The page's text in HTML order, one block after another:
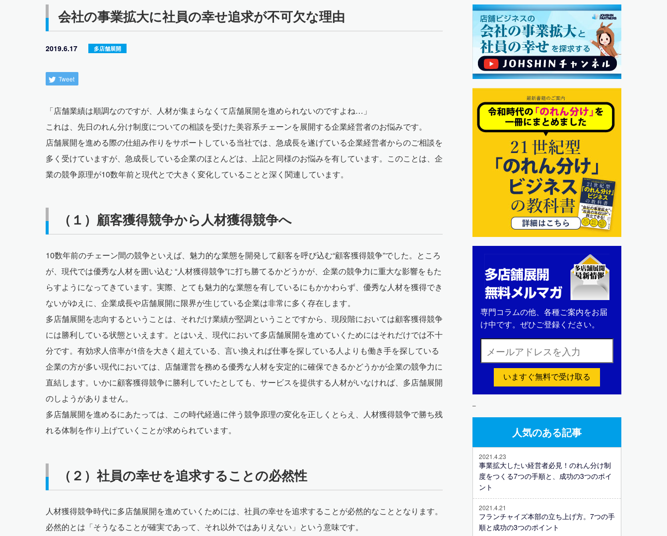
会社の事業拡大に社員の幸せ追求が不可欠な理由
2019.6.17 多店舗展開
Tweet
「店舗業績は順調なのですが、人材が集まらなくて店舗展開を進められないのですよね…」
これは、先日のれん分け制度についての相談を受けた美容系チェーンを展開する企業経営者のお悩みです。
店舗展開を進める際の仕組み作りをサポートしている当社では、急成長を遂げている企業経営者からのご相談を
多く受けていますが、急成長している企業のほとんどは、上記と同様のお悩みを有しています。このことは、企
業の競争原理が10数年前と現代とで大きく変化していることと深く関連しています。
（１）顧客獲得競争から人材獲得競争へ
10数年前のチェーン間の競争といえば、魅力的な業態を開発して顧客を呼び込む“顧客獲得競争”でした。ところ
が、現代では優秀な人材を囲い込む “人材獲得競争”に打ち勝てるかどうかが、企業の競争力に重大な影響をもた
らすようになってきています。実際、とても魅力的な業態を有しているにもかかわらず、優秀な人材を獲得でき
ないがゆえに、企業成長や店舗展開に限界が生じている企業は非常に多く存在します。
多店舗展開を志向するということは、それだけ業績が堅調ということですから、現段階においては顧客獲得競争
には勝利している状態といえます。とはいえ、現代において多店舗展開を進めていくためにはそれだけでは不十
分です。有効求人倍率が1倍を大きく超えている、言い換えれば仕事を探している人よりも働き手を探している
企業の方が多い現代においては、店舗運営を務める優秀な人材を安定的に確保できるかどうかが企業の競争力に
直結します。いかに顧客獲得競争に勝利していたとしても、サービスを提供する人材がいなければ、多店舗展開
のしようがありません。
多店舗展開を進めるにあたっては、この時代経過に伴う競争原理の変化を正しくとらえ、人材獲得競争で勝ち残
れる体制を作り上げていくことが求められています。
（２）社員の幸せを追求することの必然性
人材獲得競争時代に多店舗展開を進めていくためには、社員の幸せを追求することが必然的なこととなります。
必然的とは「そうなることが確実であって、それ以外ではありえない」という意味です。
専門コラムの他、各種ご案内をお届
け中です。ぜひご登録ください。
いますぐ無料で受け取る
–
人気のある記事
2021.4.23
事業拡大したい経営者必見！のれん分け制
度をつくる7つの手順と、成功の3つのポイ
ント
2021.4.21
フランチャイズ本部の立ち上げ方。7つの手
順と成功の3つのポイント